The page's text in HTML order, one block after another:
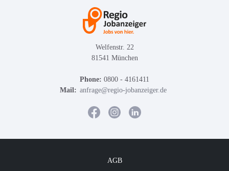
Welfenstr. 22
81541 München
Phone: 0800 - 4161411
Mail: anfrage@regio-jobanzeiger.de
AGB